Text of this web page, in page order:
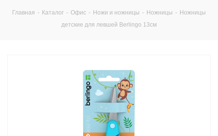
Главная - Каталог - Офис - Ножи и ножницы - Ножницы - Ножницы
детские для левшей Berlingo 13см